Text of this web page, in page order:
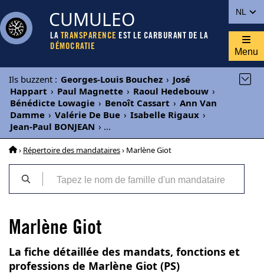
NL
CUMULEO
LA TRANSPARENCE EST LE CARBURANT DE LA
DÉMOCRATIE
Menu
Ils buzzent : Georges-Louis Bouchez › José
Happart › Paul Magnette › Raoul Hedebouw ›
Bénédicte Lowagie › Benoît Cassart › Ann Van
Damme › Valérie De Bue › Isabelle Rigaux ›
Jean-Paul BONJEAN › ...
› Répertoire des mandataires› Marlène Giot
Marlène Giot
La fiche détaillée des mandats, fonctions et
professions de Marlène Giot (PS)